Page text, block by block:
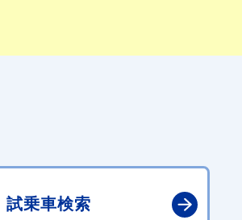
試乗車検索